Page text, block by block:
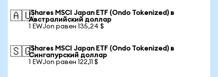
🇦🇺iShares MSCI Japan ETF (Ondo Tokenized) в
Австралийский доллар
1 EWJon равен 135,24 $
🇸🇬iShares MSCI Japan ETF (Ondo Tokenized) в
Сингапурский доллар
1 EWJon равен 122,11 $